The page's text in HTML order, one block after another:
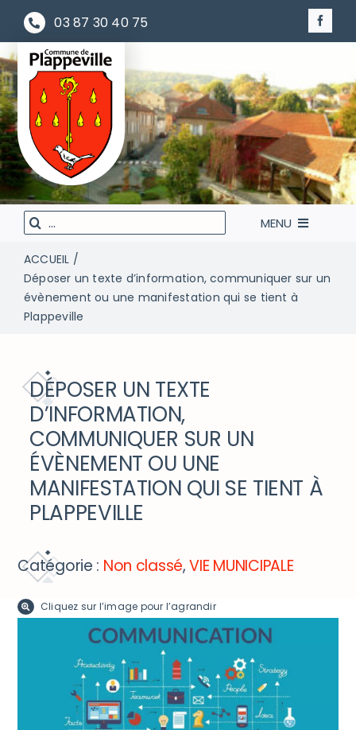
Passer
contenu
03 87 30 40 75
Rechercher
:
MENU
LA MAIRIE À VOTRE SERVICE
VIVEZ VOTRE VILLE
ACCÈS RAPIDE
ACCUEIL
Déposer un texte d’information, communiquer sur un
évènement ou une manifestation qui se tient à
Plappeville
DÉPOSER UN TEXTE
D’INFORMATION,
COMMUNIQUER SUR UN
ÉVÈNEMENT OU UNE
MANIFESTATION QUI SE TIENT À
PLAPPEVILLE
Catégorie : Non classé,VIE MUNICIPALE
Cliquez sur l’image pour l’agrandir